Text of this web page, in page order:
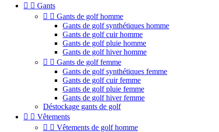
  Gants
  Gants de golf homme
Gants de golf synthétiques homme
Gants de golf cuir homme
Gants de golf pluie homme
Gants de golf hiver homme
  Gants de golf femme
Gants de golf synthétiques femme
Gants de golf cuir femme
Gants de golf pluie femme
Gants de golf hiver femme
Déstockage gants de golf
  Vêtements
  Vêtements de golf homme